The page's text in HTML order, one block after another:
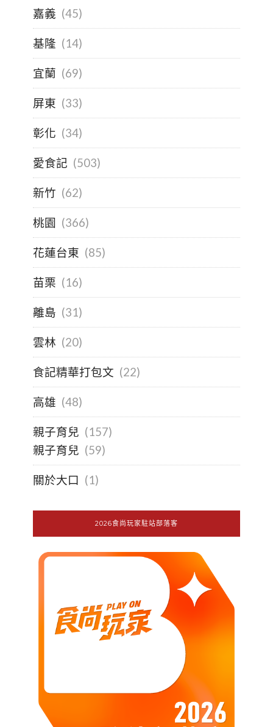
嘉義 (45)
基隆 (14)
宜蘭 (69)
屏東 (33)
彰化 (34)
愛食記 (503)
新竹 (62)
桃園 (366)
花蓮台東 (85)
苗栗 (16)
離島 (31)
雲林 (20)
食記精華打包文 (22)
高雄 (48)
親子育兒 (157)
親子育兒 (59)
關於大口 (1)
2026食尚玩家駐站部落客